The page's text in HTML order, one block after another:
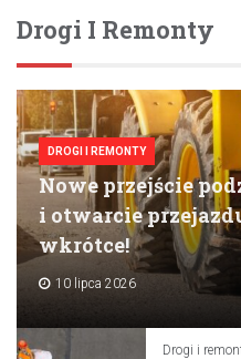
Drogi I Remonty
DROGI I REMONTY
Nowe przejście
i otwarcie
wkrótce!
10 lipca 2026
Drogi i